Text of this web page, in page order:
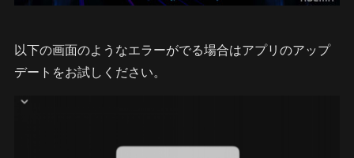
以下の画面のようなエラーがでる場合はアプリのアップ
デートをお試しください。